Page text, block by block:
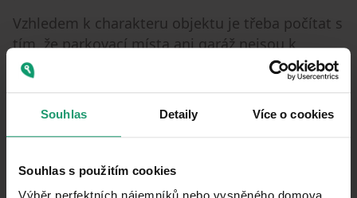
Souhlas Detaily Více o cookies
Souhlas s použitím cookies
Vzhledem k charakteru objektu je třeba počítat s
tím, že parkovací místa ani garáž nejsou k
dispozici. Věřím, že jejich absence nijak neubírá
na atraktivitě tohoto prostoru, který nabízí ve
své poloze a stavu dostatek možností pro
prosím kontaktujte skrz zprávy nebo